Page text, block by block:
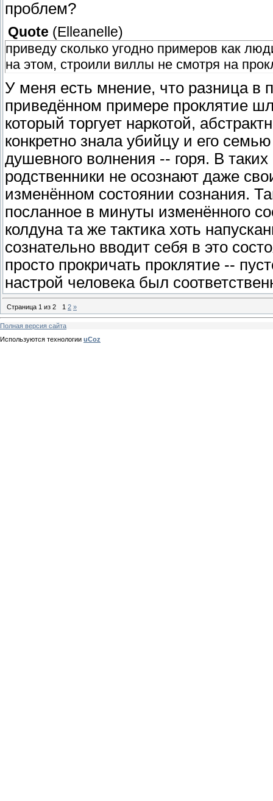
проблем?
Quote (Elleanelle)
приведу сколько угодно примеров как
на этом, строили виллы не смотря на
У меня есть мнение, что разница в
приведённом примере проклятие
который торгует наркотой,
конкретно знала убийцу и его
душевного волнения -- горя. В
родственники не осознают даже
изменённом состоянии сознания.
посланное в минуты изменённого
колдуна та же тактика хоть
сознательно вводит себя в это
просто прокричать проклятие --
настрой человека был
Страница 1 из 2 1 2 »
Полная версия сайта
Используются технологии uCoz